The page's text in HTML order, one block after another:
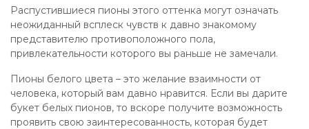
Распустившиеся пионы этого оттенка могут означать
неожиданный всплеск чувств к давно знакомому
представителю противоположного пола,
привлекательности которого вы раньше не замечали.
Пионы белого цвета – это желание взаимности от
человека, который вам давно нравится. Если вы дарите
букет белых пионов, то вскоре получите возможность
проявить свою заинтересованность, которая будет